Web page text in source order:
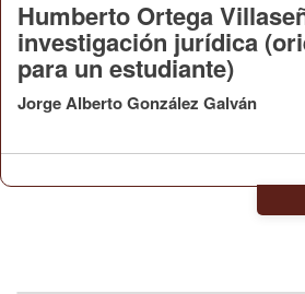
Humberto Ortega
investigación jurídica
para un estudiante)
Jorge Alberto González Galván